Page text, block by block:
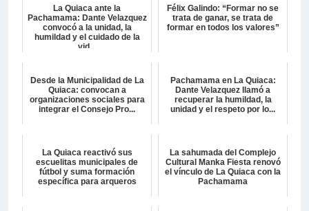
La Quiaca ante la
Pachamama: Dante Velazquez
convocó a la unidad, la
humildad y el cuidado de la
vid...
Félix Galindo: “Formar no se
trata de ganar, se trata de
formar en todos los valores”
Desde la Municipalidad de La
Quiaca: convocan a
organizaciones sociales para
integrar el Consejo Pro...
Pachamama en La Quiaca:
Dante Velazquez llamó a
recuperar la humildad, la
unidad y el respeto por lo...
La Quiaca reactivó sus
escuelitas municipales de
fútbol y suma formación
específica para arqueros
La sahumada del Complejo
Cultural Manka Fiesta renovó
el vínculo de La Quiaca con la
Pachamama